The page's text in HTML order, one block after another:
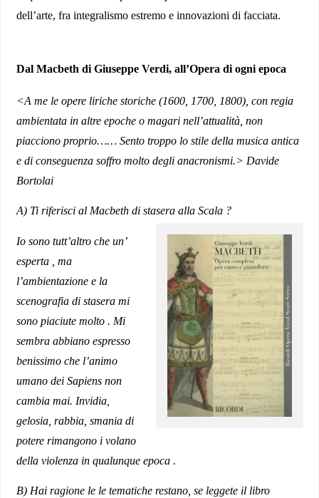
dell’arte, fra integralismo estremo e innovazioni di facciata.
Dal Macbeth di Giuseppe Verdi, all’Opera di ogni epoca
<A me le opere liriche storiche (1600, 1700, 1800), con regia
ambientata in altre epoche o magari nell’attualità, non
piacciono proprio…… Sento troppo lo stile della musica antica
e di conseguenza soffro molto degli anacronismi.> Davide
Bortolai
A) Ti riferisci al Macbeth di stasera alla Scala ?
Io sono tutt’altro che un’
esperta , ma
l’ambientazione e la
scenografia di stasera mi
sono piaciute molto . Mi
sembra abbiano espresso
benissimo che l’animo
umano dei Sapiens non
cambia mai. Invidia,
gelosia, rabbia, smania di
potere rimangono i volano
della violenza in qualunque epoca .
B) Hai ragione le le tematiche restano, se leggete il libro